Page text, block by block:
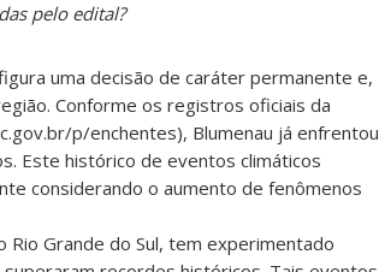
pelo edital?
uma decisão de caráter permanente e,
Conforme os registros oficiais da
p/enchentes), Blumenau já enfrentou
Este histórico de eventos climáticos
considerando o aumento de fenômenos
Rio Grande do Sul, tem experimentado